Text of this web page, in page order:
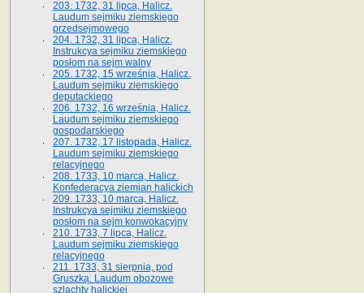
203. 1732, 31 lipca, Halicz.
Laudum sejmiku ziemskiego
przedsejmowego
204. 1732, 31 lipca, Halicz.
Instrukcya sejmiku ziemskiego
posłom na sejm walny
205. 1732, 15 września, Halicz.
Laudum sejmiku ziemskiego
deputackiego
206. 1732, 16 września, Halicz.
Laudum sejmiku ziemskiego
gospodarskiego
207. 1732, 17 listopada, Halicz.
Laudum sejmiku ziemskiego
relacyjnego
208. 1733, 10 marca, Halicz.
Konfederacya ziemian halickich­
209. 1733, 10 marca, Halicz.
Instrukcya sejmiku ziemskiego
posłom na sejm konwokacyjny
210. 1733, 7 lipca, Halicz.
Laudum sejmiku ziemskiego
relacyjnego
211. 1733, 31 sierpnia, pod
Gruszką. Laudum obozowe
szlachty halickiej